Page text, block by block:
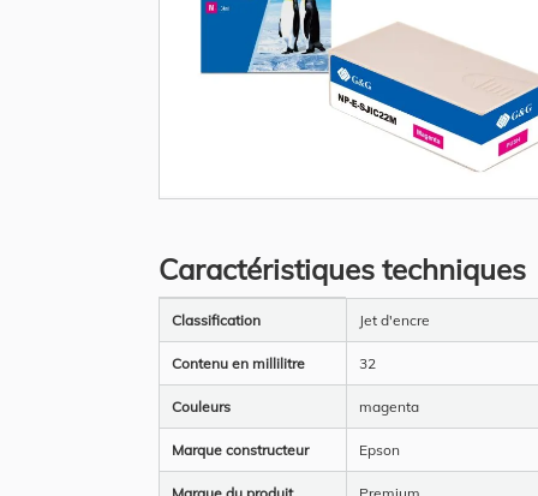
beginning
of
the
images
Caractéristiques techniques
d’information
Classification Jet d'encre
Contenu en millilitre 32
Couleurs magenta
Marque constructeur Epson